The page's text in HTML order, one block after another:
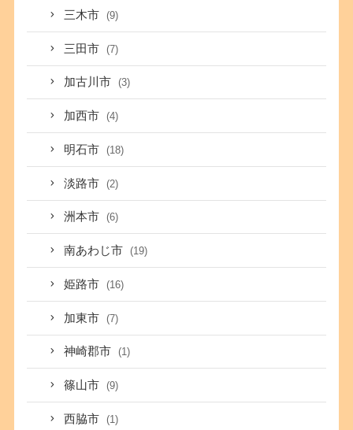
三木市 (9)
三田市 (7)
加古川市 (3)
加西市 (4)
明石市 (18)
淡路市 (2)
洲本市 (6)
南あわじ市 (19)
姫路市 (16)
加東市 (7)
神崎郡市 (1)
篠山市 (9)
西脇市 (1)